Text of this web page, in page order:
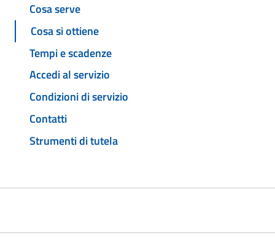
Cosa serve
Cosa si ottiene
Tempi e scadenze
Accedi al servizio
Condizioni di servizio
Contatti
Strumenti di tutela